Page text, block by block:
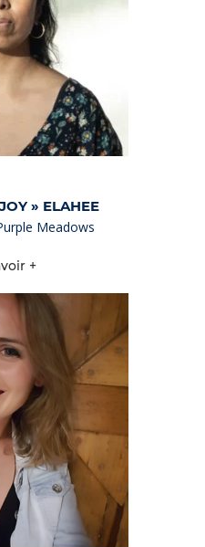
» ELAHEE
Meadows
+